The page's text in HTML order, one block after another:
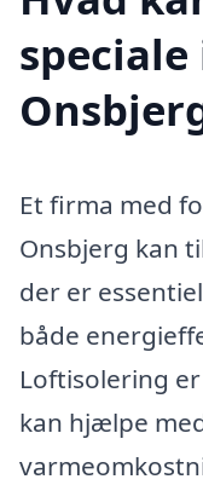
Et firma med
Onsbjerg kan
der er
både
Loftisolering
kan hjælpe